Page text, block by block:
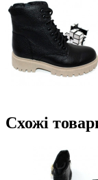
Схожі